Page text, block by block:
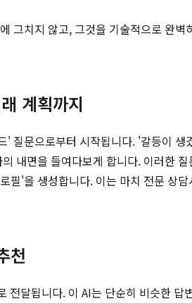
그치지 않고, 그것을 기술적으로 완
계획까지
' 질문으로부터 시작됩니다. '갈등이
내면을 들여다보게 합니다. 이러한
필'을 생성합니다. 이는 마치 전문 상
천
전달됩니다. 이 AI는 단순히 비슷한